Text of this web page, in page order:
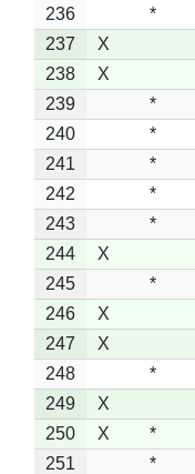
236 *
237
X
238
X
239
*
240
*
241
*
242
*
243
*
244
X
245
*
246
X
247
X
248
*
249
X
250
X *
251
*